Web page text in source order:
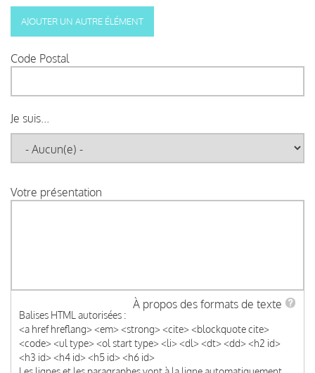
Code Postal
Je suis...
Votre présentation
À propos des formats de texte
Balises HTML autorisées :
<a href hreflang> <em> <strong> <cite> <blockquote cite>
<code> <ul type> <ol start type> <li> <dl> <dt> <dd> <h2 id>
<h3 id> <h4 id> <h5 id> <h6 id>